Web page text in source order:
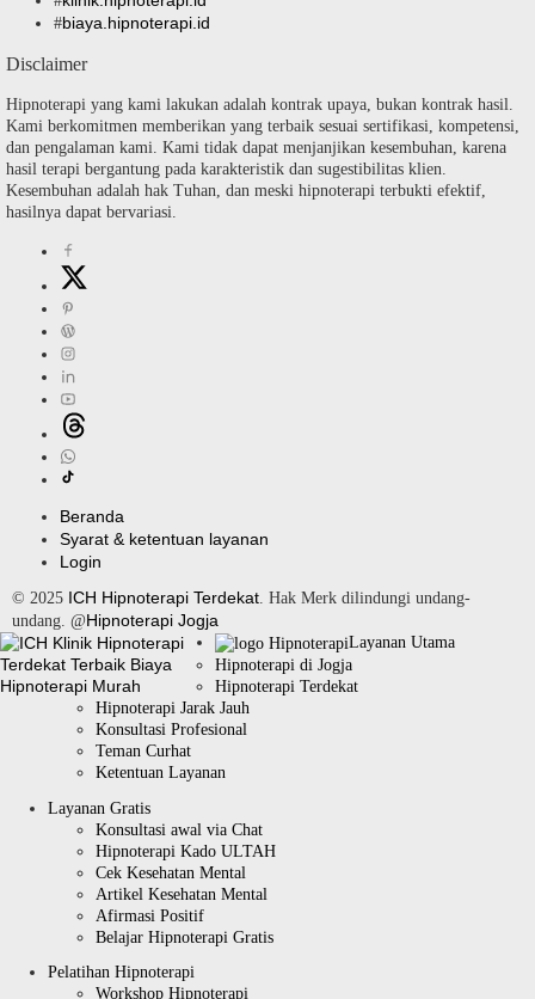
#biaya.hipnoterapi.id
Disclaimer
Hipnoterapi yang kami lakukan adalah kontrak upaya, bukan kontrak hasil.
Kami berkomitmen memberikan yang terbaik sesuai sertifikasi, kompetensi,
dan pengalaman kami. Kami tidak dapat menjanjikan kesembuhan, karena
hasil terapi bergantung pada karakteristik dan sugestibilitas klien.
Kesembuhan adalah hak Tuhan, dan meski hipnoterapi terbukti efektif,
hasilnya dapat bervariasi.
Beranda
Syarat & ketentuan layanan
Login
© 2025 ICH Hipnoterapi Terdekat. Hak Merk dilindungi undang-
undang. @Hipnoterapi Jogja
Layanan Utama
Hipnoterapi di Jogja
Hipnoterapi Terdekat
Hipnoterapi Jarak Jauh
Konsultasi Profesional
Teman Curhat
Ketentuan Layanan
Layanan Gratis
Konsultasi awal via Chat
Hipnoterapi Kado ULTAH
Cek Kesehatan Mental
Artikel Kesehatan Mental
Afirmasi Positif
Belajar Hipnoterapi Gratis
Pelatihan Hipnoterapi
Workshop Hipnoterapi